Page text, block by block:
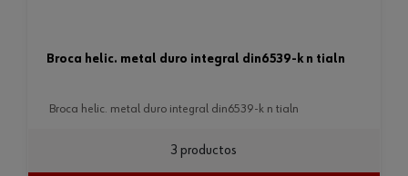
broca helic. metal duro integral din6539-k n tialn
broca helic. metal duro integral din6539-k n tialn
3 productos